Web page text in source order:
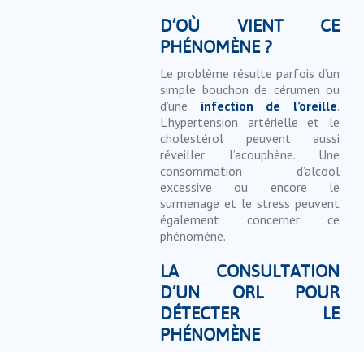
D’OÙ VIENT CE
PHÉNOMÈNE ?
Le problème résulte parfois d’un
simple bouchon de cérumen ou
d’une infection de l’oreille.
L’hypertension artérielle et le
cholestérol peuvent aussi
réveiller l’acouphène. Une
consommation d’alcool
excessive ou encore le
surmenage et le stress peuvent
également concerner ce
phénomène.
LA CONSULTATION
D’UN ORL POUR
DÉTECTER LE
PHÉNOMÈNE